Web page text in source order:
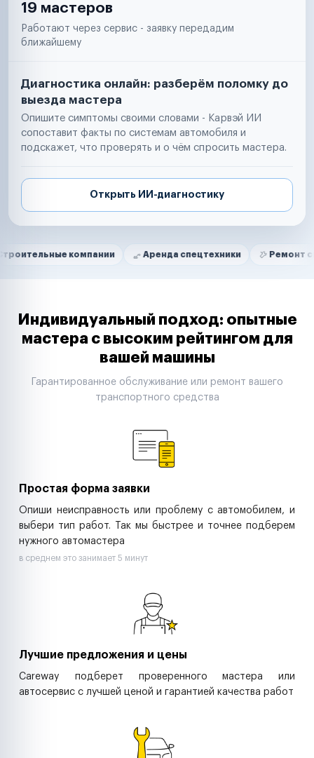
19 мастеров
Работают через сервис - заявку передадим
ближайшему
Диагностика онлайн: разберём поломку до
выезда мастера
Опишите симптомы своими словами - Карвэй ИИ
сопоставит факты по системам автомобиля и
подскажет, что проверять и о чём спросить мастера.
Открыть ИИ-диагностику
Нам доверяют
компании Аренда спецтехники Ремонт
Маркетплейсы
Таксопарки
Автодилеры
Строительные компании
Аренда спецтехники
Индивидуальный подход: опытные
мастера с высоким рейтингом для
вашей машины
Гарантированное обслуживание или ремонт вашего
транспортного средства
Простая форма заявки
Опиши неисправность или проблему с автомобилем, и
выбери тип работ. Так мы быстрее и точнее подберем
нужного автомастера
в среднем это занимает 5 минут
Лучшие предложения и цены
Careway подберет проверенного мастера или
автосервис с лучшей ценой и гарантией качества работ